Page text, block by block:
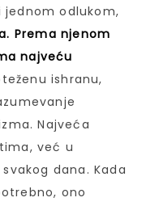
odlukom,
Prema njenom
najveću
ishranu,
Najveća
već u
dana. Kada
ono